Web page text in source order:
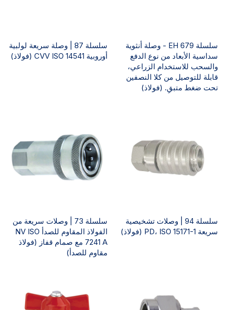
سلسلة EH 679 - وصلة أنثوية
سداسية الأبعاد من نوع الدفع
والسحب للاستخدام الزراعي،
قابلة للتوصيل من كلا النصفين
تحت ضغط متبقٍ. (فولاذ)
سلسلة 87 | وصلة سريعة لولبية
أوروبية CVV ISO 14541 (فولاذ)
سلسلة 94 | وصلات تشخيصية
سريعة PD، ISO 15171-1 (فولاذ)
سلسلة 73 | وصلات سريعة من
الفولاذ المقاوم للصدأ NV ISO
7241 A مع صمام قفاز (فولاذ
مقاوم للصدأ)